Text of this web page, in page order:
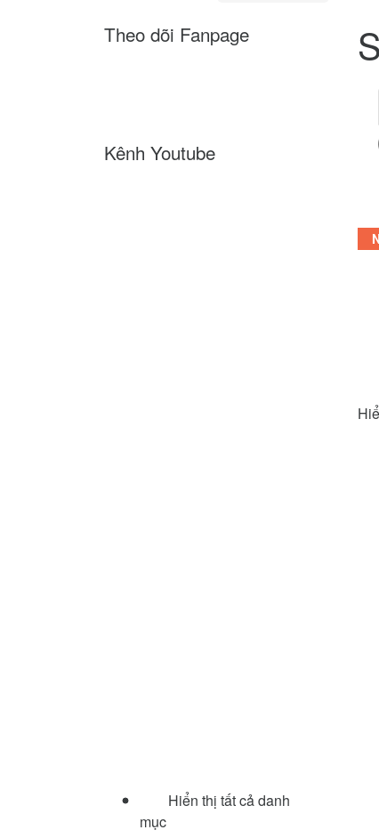
Theo dõi Fanpage
Kênh Youtube
Hiển thị tất cả danh
mục